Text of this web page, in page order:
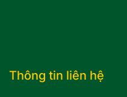
Thông tin liên hệ